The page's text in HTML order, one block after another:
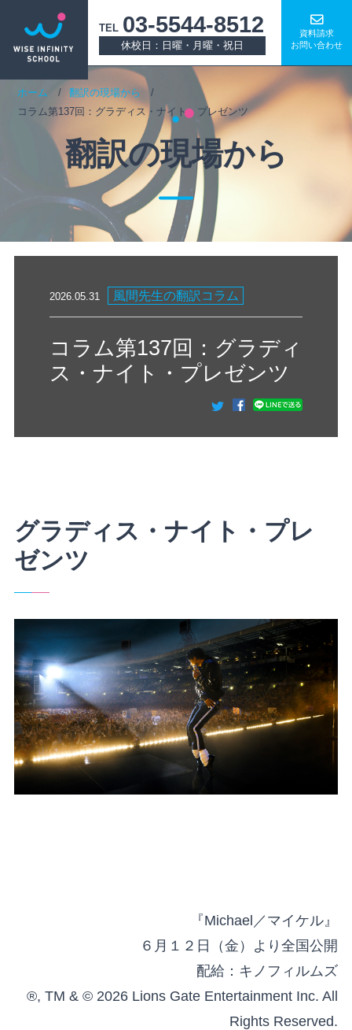
TEL 03-5544-8512
休校日：日曜・月曜・祝日
資料請求
お問い合わせ
ホーム
翻訳の現場から
コラム第137回：グラディス・ナイト・プレゼンツ
翻訳の現場から
2026.05.31 風間先生の翻訳コラム
コラム第137回：グラディ
ス・ナイト・プレゼンツ
グラディス・ナイト・プレ
ゼンツ
『Michael／マイケル』
６月１２日（金）より全国公開
配給：キノフィルムズ
®, TM & © 2026 Lions Gate Entertainment Inc. All
Rights Reserved.